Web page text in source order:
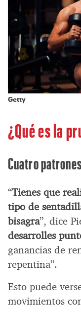
Getty
¿Qué es la
Cuatro
“Tienes que
tipo de
bisagra”, dice
desarrolles
ganancias de
repentina”.
Esto puede
movimientos